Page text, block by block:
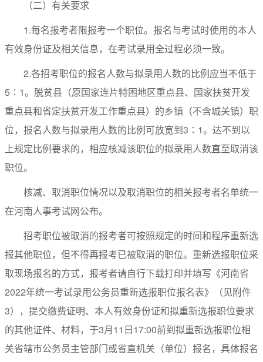
（二）有关要求
1.每名报考者限报考一个职位。报名与考试时使用的本人
有效身份证及相关信息，在考试录用全过程必须一致。
2.各招考职位的报名人数与拟录用人数的比例应当不低于
5∶1。脱贫县（原国家连片特困地区重点县、国家扶贫开发
重点县和省定扶贫开发工作重点县）的乡镇（不含城关镇）职
位，报名人数与拟录用人数的比例可放宽到3∶1。达不到以
上规定比例要求的，相应核减该职位的拟录用人数直至取消该
职位。
核减、取消职位情况以及取消职位的相关报考者名单统一
在河南人事考试网公布。
招考职位被取消的报考者可按照规定的时间和程序重新选
报其他职位，但不得再报考已被取消的职位。重新选报职位采
取现场报名的方式，报考者请自行下载打印并填写《河南省
2022年统一考试录用公务员重新选报职位报名表》（见附件
3），提交缴费证明、本人有效身份证和拟重新选报职位要求
的其他证件、材料，于3月11日17:00前到拟重新选报职位相
关省辖市公务员主管部门或省直机关（单位）报名，具体报名